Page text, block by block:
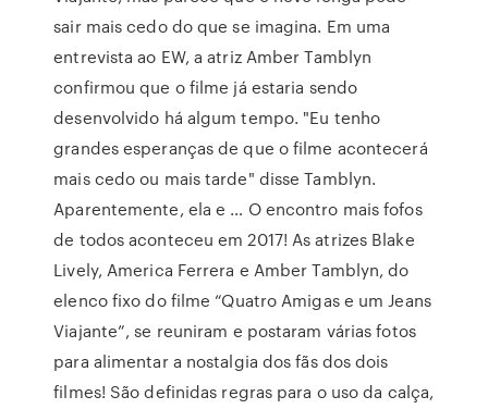
sair mais cedo do que se imagina. Em uma
entrevista ao EW, a atriz Amber Tamblyn
confirmou que o filme já estaria sendo
desenvolvido há algum tempo. "Eu tenho
grandes esperanças de que o filme acontecerá
mais cedo ou mais tarde" disse Tamblyn.
Aparentemente, ela e … O encontro mais fofos
de todos aconteceu em 2017! As atrizes Blake
Lively, America Ferrera e Amber Tamblyn, do
elenco fixo do filme “Quatro Amigas e um Jeans
Viajante”, se reuniram e postaram várias fotos
para alimentar a nostalgia dos fãs dos dois
filmes! São definidas regras para o uso da calça,